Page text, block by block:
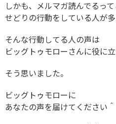
しかも、メルマガ読んでるっ
せどりの行動をしている人が多
そんな行動してる人の声は
ビッグトゥモローさんに役に
そう思いました。
ビッグトゥモローに
あなたの声を届けてください＾